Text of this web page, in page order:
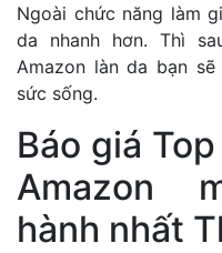
Ngoài chức năng làm
da nhanh hơn. Thì
Amazon làn da bạn
sức sống.
Báo giá
Amazon
hành nhất